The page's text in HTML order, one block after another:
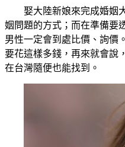
娶大陸新娘來完成婚姻
姻問題的方式；而在準備要
男性一定會到處比價、詢價
要花這樣多錢，再來就會說
在台灣隨便也能找到。